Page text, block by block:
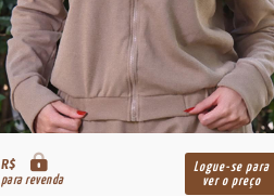
R$
para revenda
Logue-se para
ver o preço